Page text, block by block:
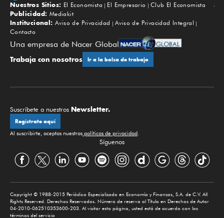
Subir
Nuestros Sitios: El Economista El Empresario
Club El Economista
Publicidad: Mediakit
Institucional: Aviso de Privacidad
Aviso de Privacidad Integral
Contacto
Una empresa de Nacer Global
Trabaja con nosotros Ir a la bolsa de trabajo
Suscríbete a nuestros Newsletter.
Regístrate aquí
Al suscribirte, aceptas nuestras políticas de privacidad.
Síguenos
Copyright © 1988-2015 Periódico Especializado en Economía y Finanzas, S.A. de C.V. All
Rights Reserved. Derechos Reservados. Número de reserva al Título en Derechos de Autor
04-2010-062510353600-203. Al visitar esta página, usted está de acuerdo con los
términos del servicio